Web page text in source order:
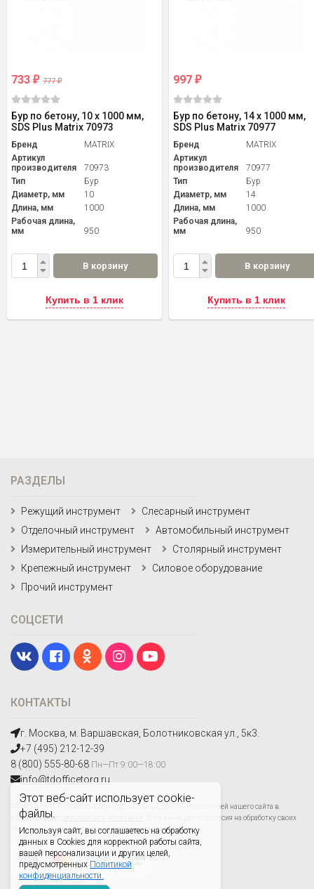
Этот веб-сайт использует cookie-
файлы.
Используя сайт, вы соглашаетесь на обработку
данных в Cookies для корректной работы сайта,
вашей персонализации и других целей,
предусмотренных Политикой
конфиденциальности.
733 ₽ 777₽
Бур по бетону, 10 x 1000 мм,
SDS Plus Matrix 70973
Бренд
MATRIX
Артикул
производителя
70973
Тип
Бур
Диаметр, мм
10
Длина, мм
1000
Рабочая длина,
мм
950
В корзину
Купить в 1 клик
997 ₽
Бур по бетону, 14 x 1000 мм,
SDS Plus Matrix 70977
Бренд
MATRIX
Артикул
производителя
70977
Тип
Бур
Диаметр, мм
14
Длина, мм
1000
Рабочая длина,
мм
950
В корзину
Купить в 1 клик
КОНТАКТЫ
г. Москва, м. Варшавская, Болотниковская ул., 5к3.
+7 (495) 212-12-39
8 (800) 555-80-68 Пн—Пт 9:00—18:00
info@tdofficetorg.ru
Мы получаем и обрабатываем персональные данные посетителей нашего сайта в
соответствии с
. Если вы не даете согласия на обработку своих
персональных данных,вам необходимо покинуть наш сайт.
РАЗДЕЛЫ
Режущий инструмент
Слесарный инструмент
Отделочный инструмент
Автомобильный инструмент
Измерительный инструмент
Столярный инструмент
Крепежный инструмент
Силовое оборудование
Прочий инструмент
СОЦСЕТИ